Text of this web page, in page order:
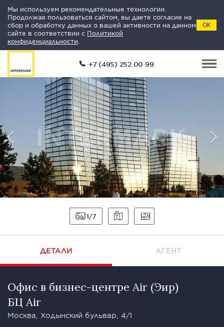
Мы используем рекомендательные технологии.
Продолжая пользоваться сайтом, вы даете согласие на
сбор и обработку данных о вашей активности на данном
сайте в соответствии с Политикой
конфиденциальности
ОК
+7 (495) 252 00 99
1 7
ДЕТАЛИ АГЕНТ
Офис в бизнес-центре Air (Эир)
БЦ Air
Москва, Ходынский бульвар, 4/1